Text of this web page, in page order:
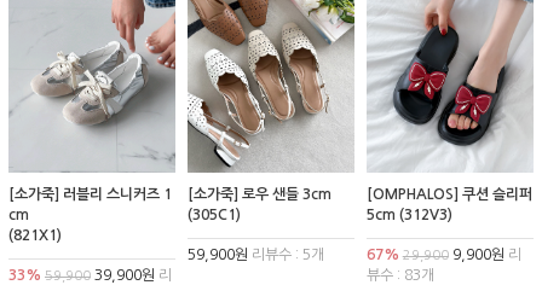
[소가죽] 러블리 스니커즈 1
cm
(821X1)
33% 59,900 39,900원 리
[소가죽] 로우 샌들 3cm
(305C1)
59,900원 리뷰수 : 5개
[OMPHALOS] 쿠션 슬리퍼
5cm (312V3)
67% 29,9009,900원 리
뷰수 : 83개